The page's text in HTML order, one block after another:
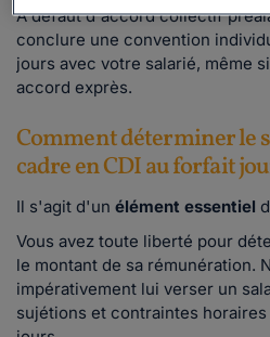
À défaut d'accord collectif
conclure une convention
jours avec votre salarié, même
accord exprès.
Comment déterminer le
cadre en CDI au forfait
Il s'agit d'un élément essentiel
Vous avez toute liberté pour
le montant de sa rémunération.
impérativement lui verser un
sujétions et contraintes